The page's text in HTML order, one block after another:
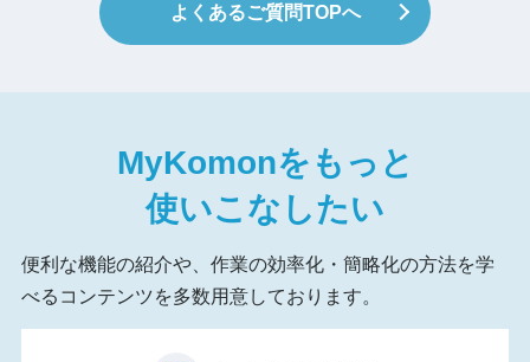
よくあるご質問TOPへ
MyKomonをもっと
使いこなしたい
便利な機能の紹介や、作業の効率化・簡略化の方法を学
べるコンテンツを多数用意しております。